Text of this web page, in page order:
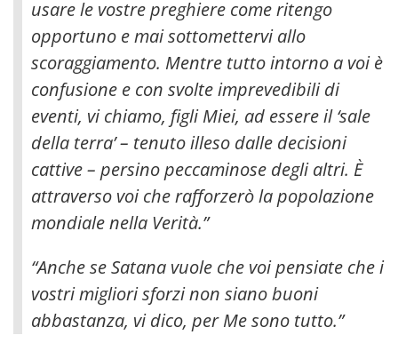
usare le vostre preghiere come ritengo
opportuno e mai sottomettervi allo
scoraggiamento. Mentre tutto intorno a voi è
confusione e con svolte imprevedibili di
eventi, vi chiamo, figli Miei, ad essere il ‘sale
della terra’ – tenuto illeso dalle decisioni
cattive – persino peccaminose degli altri. È
attraverso voi che rafforzerò la popolazione
mondiale nella Verità.”
“Anche se Satana vuole che voi pensiate che i
vostri migliori sforzi non siano buoni
abbastanza, vi dico, per Me sono tutto.”